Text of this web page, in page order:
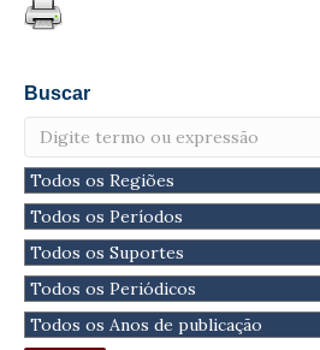
Buscar